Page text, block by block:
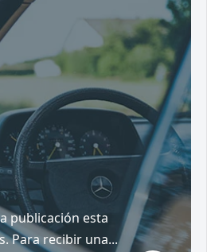
publicación esta
Para recibir una...